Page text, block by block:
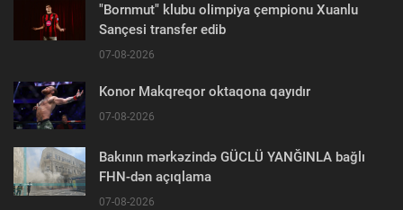
"Bornmut" klubu olimpiya çempionu Xuanlu
Sançesi transfer edib
07-08-2026
Konor Makqreqor oktaqona qayıdır
07-08-2026
Bakının mərkəzində GÜCLÜ YANĞINLA bağlı
FHN-dən açıqlama
07-08-2026